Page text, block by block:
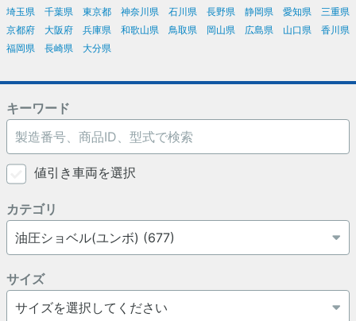
埼玉県
千葉県 東京都 神奈川県 石川県 長野県 静岡県 愛知県
三重県
京都府
大阪府 兵庫県 和歌山県 鳥取県 岡山県 広島県 山口県
香川県
福岡県
長崎県 大分県
キーワード
値引き車両を選択
カテゴリ
サイズ